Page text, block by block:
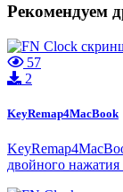
Рекомендуем
57
2
KeyRemap4MacBook
двойного